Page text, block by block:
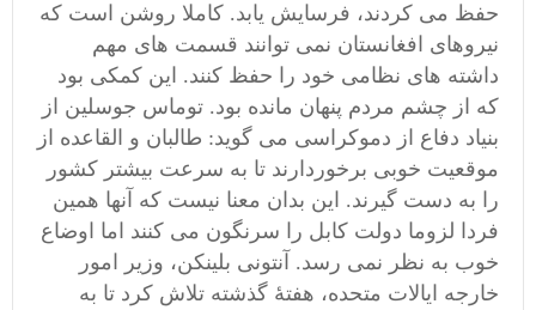
حفظ می کردند، فرسایش یابد. کاملا روشن است که
نیروهای افغانستان نمی توانند قسمت های مهم
داشته های نظامی خود را حفظ کنند. این کمکی بود
که از چشم مردم پنهان مانده بود. توماس جوسلین از
بنیاد دفاع از دموکراسی می گوید: طالبان و القاعده از
موقعیت خوبی برخوردارند تا به سرعت بیشتر کشور
را به دست گیرند. این بدان معنا نیست که آنها همین
فردا لزوما دولت کابل را سرنگون می کنند اما اوضاع
خوب به نظر نمی رسد. آنتونی بلینکن، وزیر امور
خارجه ایالات متحده، هفتۀ گذشته تلاش کرد تا به